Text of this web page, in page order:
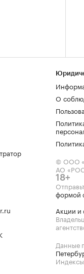
О
© ООО
АО
18+
формой
Акции и
Данные